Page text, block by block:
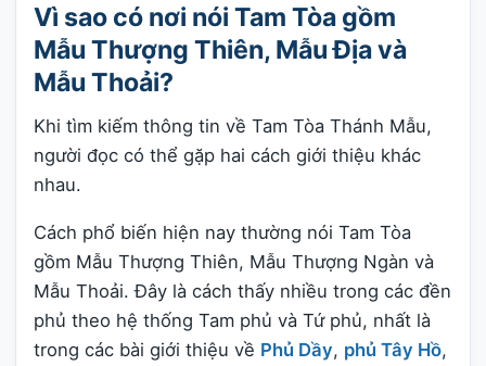
Vì sao có nơi nói Tam Tòa gồm
Mẫu Thượng Thiên, Mẫu Địa và
Mẫu Thoải?
Khi tìm kiếm thông tin về Tam Tòa Thánh Mẫu,
người đọc có thể gặp hai cách giới thiệu khác
nhau.
Cách phổ biến hiện nay thường nói Tam Tòa
gồm Mẫu Thượng Thiên, Mẫu Thượng Ngàn và
Mẫu Thoải. Đây là cách thấy nhiều trong các đền
phủ theo hệ thống Tam phủ và Tứ phủ, nhất là
trong các bài giới thiệu về Phủ Dầy, phủ Tây Hồ,